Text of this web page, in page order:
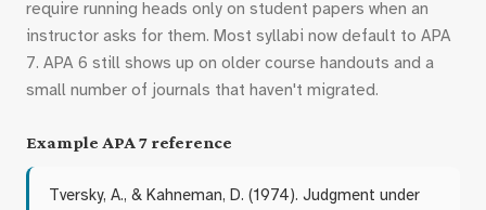
require running heads only on student papers when an
instructor asks for them. Most syllabi now default to APA
7. APA 6 still shows up on older course handouts and a
small number of journals that haven't migrated.
Example APA 7 reference
Tversky, A., & Kahneman, D. (1974). Judgment under